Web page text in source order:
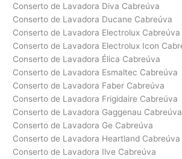
Conserto de Lavadora Diva Cabreúva
Conserto de Lavadora Ducane Cabreúva
Conserto de Lavadora Electrolux Cabreúva
Conserto de Lavadora Electrolux Icon
Conserto de Lavadora Élica Cabreúva
Conserto de Lavadora Esmaltec Cabreúva
Conserto de Lavadora Faber Cabreúva
Conserto de Lavadora Frigidaire Cabreúva
Conserto de Lavadora Gaggenau Cabreúva
Conserto de Lavadora Ge Cabreúva
Conserto de Lavadora Heartland Cabreúva
Conserto de Lavadora Ilve Cabreúva